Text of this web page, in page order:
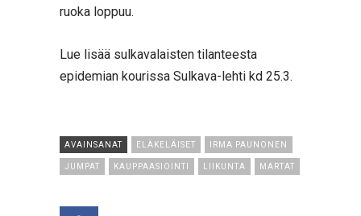
ruoka loppuu.
Lue lisää sulkavalaisten tilanteesta
epidemian kourissa Sulkava-lehti kd 25.3.
AVAINSANAT ELÄKELÄISET IRMA PAUNONEN
JUMPAT KAUPPAASIOINTI LIIKUNTA MARTAT